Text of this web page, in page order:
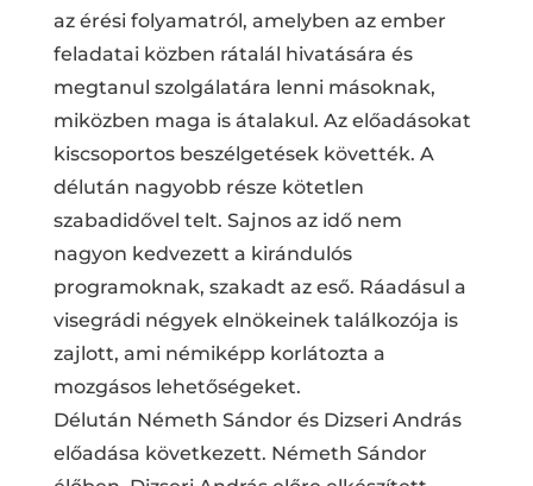
az érési folyamatról, amelyben az ember
feladatai közben rátalál hivatására és
megtanul szolgálatára lenni másoknak,
miközben maga is átalakul. Az előadásokat
kiscsoportos beszélgetések követték. A
délután nagyobb része kötetlen
szabadidővel telt. Sajnos az idő nem
nagyon kedvezett a kirándulós
programoknak, szakadt az eső. Ráadásul a
visegrádi négyek elnökeinek találkozója is
zajlott, ami némiképp korlátozta a
mozgásos lehetőségeket.
Délután Németh Sándor és Dizseri András
előadása következett. Németh Sándor